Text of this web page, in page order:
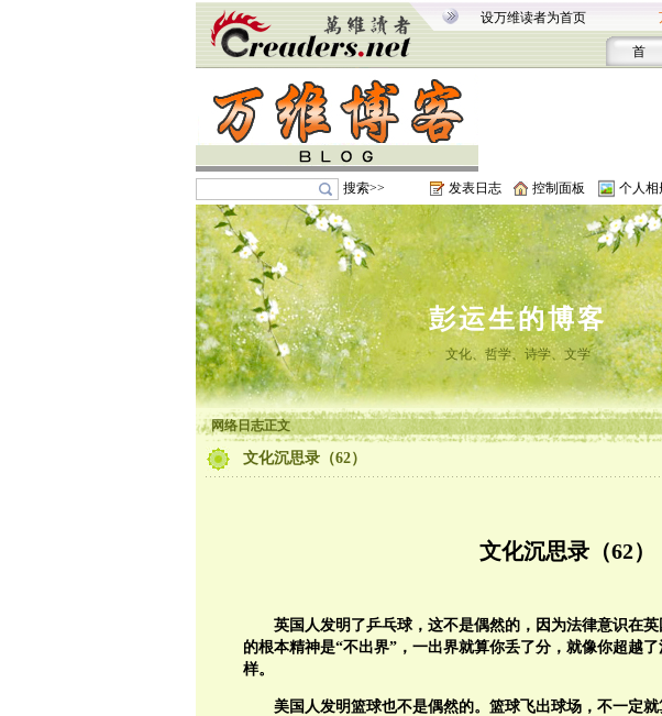
设万维读者为首页
首
搜索>> 发表日志 控制面板 个人相
彭运生的博客
文化、哲学、诗学、文学
网络日志正文
文化沉思录（62）
文化沉思录（62）
英国人发明了乒乓球，这不是偶然的，因为法律意识在
的根本精神是“不出界”，一出界就算你丢了分，就像你超越
样。
美国人发明篮球也不是偶然的。篮球飞出球场，不一定